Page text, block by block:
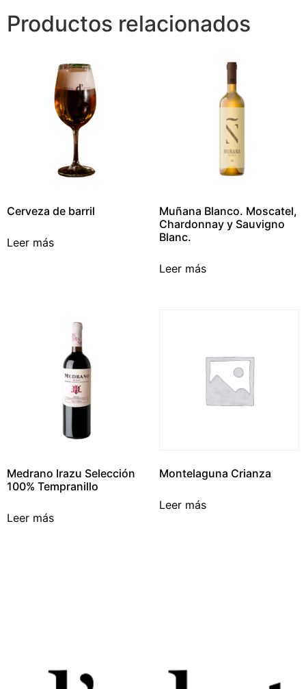
Productos relacionados
Cerveza de barril
Leer más
Muñana Blanco. Moscatel,
Chardonnay y Sauvigno
Blanc.
Leer más
Medrano Irazu Selección
100% Tempranillo
Leer más
Montelaguna Crianza
Leer más